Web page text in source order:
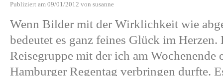
Publiziert am 09/01/2012 von susanne
Wenn Bilder mit der Wirklichkeit wie
bedeutet es ganz feines Glück im
Reisegruppe mit der ich am Wochenende
Hamburger Regentag verbringen durfte.